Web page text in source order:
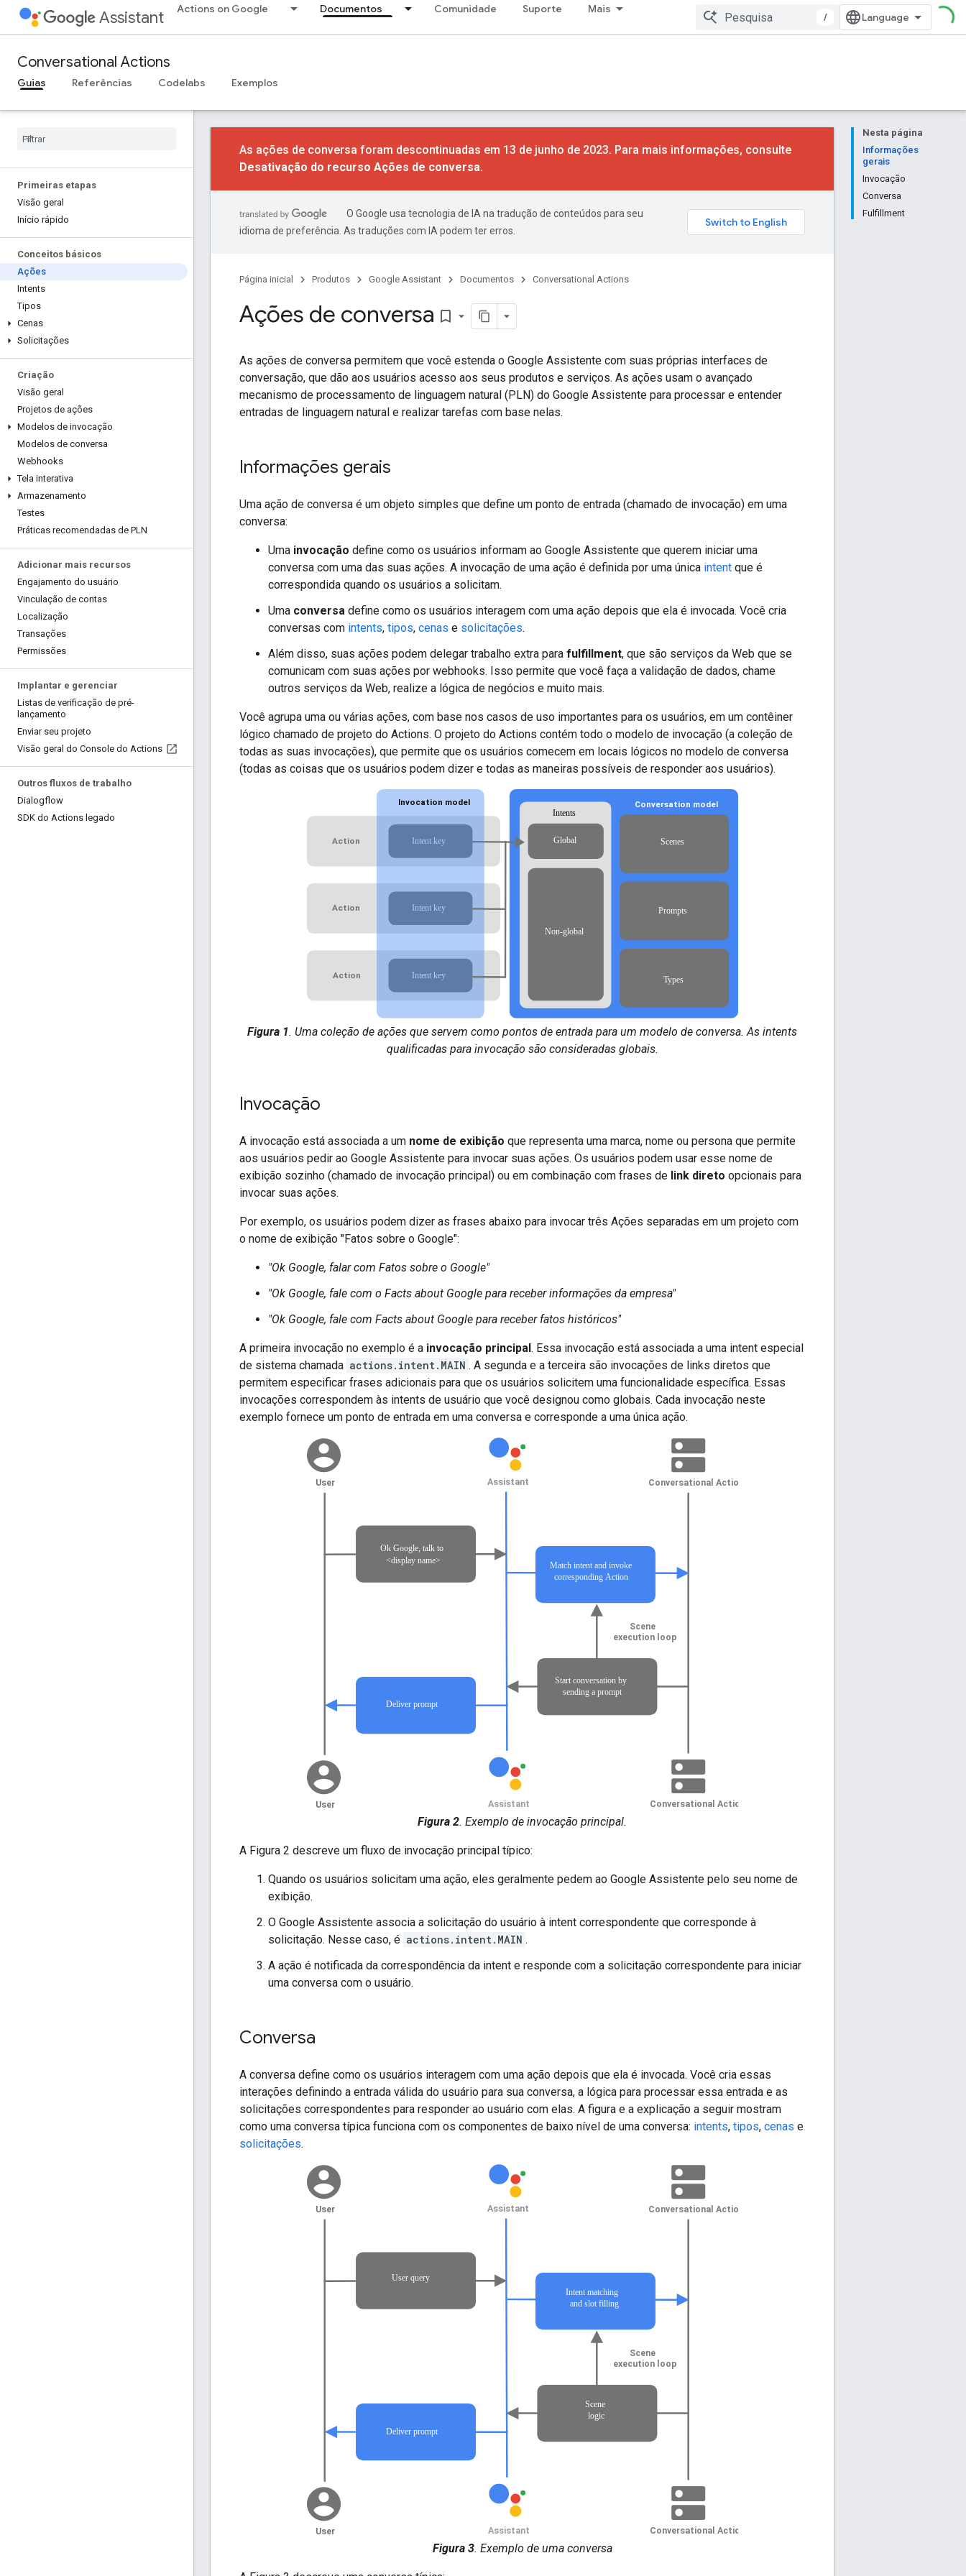
Assistant Actions on Google Documentos Comunidade Suporte Mais
/
Conversational Actions
Guias Referências Codelabs Exemplos
Primeiras etapas
Visão geral
Início rápido
Conceitos básicos
Ações
Intents
Tipos
Cenas
Solicitações
Criação
Visão geral
Projetos de ações
Modelos de invocação
Modelos de conversa
Webhooks
Tela interativa
Armazenamento
Testes
Práticas recomendadas de PLN
Adicionar mais recursos
Engajamento do usuário
Vinculação de contas
Localização
Transações
Permissões
Implantar e gerenciar
Listas de verificação de pré-
lançamento
Enviar seu projeto
Visão geral do Console do Actions
Outros fluxos de trabalho
Dialogflow
SDK do Actions legado
Nesta página
Informações
gerais
Invocação
Conversa
Fulfillment
As ações de conversa foram descontinuadas em 13 de junho de 2023. Para mais informações, consulte
Desativação do recurso Ações de conversa.
O Google usa tecnologia de IA na tradução de conteúdos para seu
idioma de preferência. As traduções com IA podem ter erros.
Página inicial Produtos Google Assistant Documentos Conversational Actions
Ações de conversa bookmark_border
As ações de conversa permitem que você estenda o Google Assistente com suas próprias interfaces de
conversação, que dão aos usuários acesso aos seus produtos e serviços. As ações usam o avançado
mecanismo de processamento de linguagem natural (PLN) do Google Assistente para processar e entender
entradas de linguagem natural e realizar tarefas com base nelas.
Informações gerais
Uma ação de conversa é um objeto simples que define um ponto de entrada (chamado de invocação) em uma
conversa:
Uma invocação define como os usuários informam ao Google Assistente que querem iniciar uma
conversa com uma das suas ações. A invocação de uma ação é definida por uma única intent que é
correspondida quando os usuários a solicitam.
Uma conversa define como os usuários interagem com uma ação depois que ela é invocada. Você cria
conversas com intents, tipos, cenas e solicitações.
Além disso, suas ações podem delegar trabalho extra para fulfillment, que são serviços da Web que se
comunicam com suas ações por webhooks. Isso permite que você faça a validação de dados, chame
outros serviços da Web, realize a lógica de negócios e muito mais.
Você agrupa uma ou várias ações, com base nos casos de uso importantes para os usuários, em um contêiner
lógico chamado de projeto do Actions. O projeto do Actions contém todo o modelo de invocação (a coleção de
todas as suas invocações), que permite que os usuários comecem em locais lógicos no modelo de conversa
(todas as coisas que os usuários podem dizer e todas as maneiras possíveis de responder aos usuários).
Figura 1. Uma coleção de ações que servem como pontos de entrada para um modelo de conversa. As intents
qualificadas para invocação são consideradas globais.
Invocação
A invocação está associada a um nome de exibição que representa uma marca, nome ou persona que permite
aos usuários pedir ao Google Assistente para invocar suas ações. Os usuários podem usar esse nome de
exibição sozinho (chamado de invocação principal) ou em combinação com frases de link direto opcionais para
invocar suas ações.
Por exemplo, os usuários podem dizer as frases abaixo para invocar três Ações separadas em um projeto com
o nome de exibição "Fatos sobre o Google":
"Ok Google, falar com Fatos sobre o Google"
"Ok Google, fale com o Facts about Google para receber informações da empresa"
"Ok Google, fale com Facts about Google para receber fatos históricos"
A primeira invocação no exemplo é a invocação principal. Essa invocação está associada a uma intent especial
de sistema chamada actions.intent.MAIN . A segunda e a terceira são invocações de links diretos que
permitem especificar frases adicionais para que os usuários solicitem uma funcionalidade específica. Essas
invocações correspondem às intents de usuário que você designou como globais. Cada invocação neste
exemplo fornece um ponto de entrada em uma conversa e corresponde a uma única ação.
Figura 2. Exemplo de invocação principal.
A Figura 2 descreve um fluxo de invocação principal típico:
Quando os usuários solicitam uma ação, eles geralmente pedem ao Google Assistente pelo seu nome de
exibição.
O Google Assistente associa a solicitação do usuário à intent correspondente que corresponde à
solicitação. Nesse caso, é actions.intent.MAIN .
A ação é notificada da correspondência da intent e responde com a solicitação correspondente para iniciar
uma conversa com o usuário.
Conversa
A conversa define como os usuários interagem com uma ação depois que ela é invocada. Você cria essas
interações definindo a entrada válida do usuário para sua conversa, a lógica para processar essa entrada e as
solicitações correspondentes para responder ao usuário com elas. A figura e a explicação a seguir mostram
como uma conversa típica funciona com os componentes de baixo nível de uma conversa: intents, tipos, cenas e
solicitações.
Figura 3. Exemplo de uma conversa